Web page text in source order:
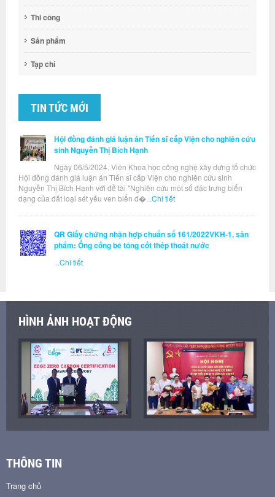
Thi công
Sản phẩm
Tạp chí
TIN TỨC MỚI
Hội đồng đánh giá luận án Tiến sĩ cấp Viện cho nghiên cứu
sinh Nguyễn Thị Bích Hạnh
Ngày 06/5/2024, Viện Khoa học công nghệ xây dựng tổ chức
Hội đồng đánh giá luận án Tiến sĩ cấp Viện cho nghiên cứu sinh
Nguyễn Thị Bích Hạnh với đề tài "Nghiên cứu một số đặc trưng biến
dạng của đất loại sét yếu ven biển đ�... Chi tiết
QR Giấy chứng nhận hợp chuẩn số 161/2022VKH-1, sản
phẩm: Ống cống bê tông cốt thép thoát nước
Chi tiết
HÌNH ẢNH HOẠT ĐỘNG
THÔNG TIN
Trang chủ